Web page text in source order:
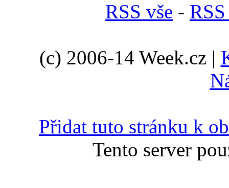
RSS vše -
(c) 2006-14 Week.cz |
Přidat tuto stránku k
Tento server